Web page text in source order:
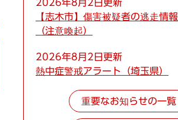
2026年8月2日更新
【志木市】傷害被疑者の逃走情報
（注意喚起）
2026年8月2日更新
熱中症警戒アラート（埼玉県）
重要なお知らせの一覧